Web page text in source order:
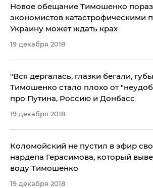
Новое обещание Тимошенко
экономистов катастрофическими
Украину может ждать крах
19 декабря 2018
"Вся дергалась, глазки бегали,
Тимошенко стало плохо от
про Путина, Россию и Донбасс
19 декабря 2018
Коломойский не пустил в эфир
нардепа Герасимова, который
воду Тимошенко
19 декабря 2018